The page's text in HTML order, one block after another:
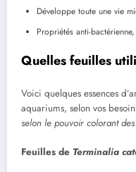
Développe toute une vie
Propriétés anti-
Quelles feuilles
Voici quelques essences
aquariums, selon vos
selon le pouvoir colorant
Feuilles de Terminalia